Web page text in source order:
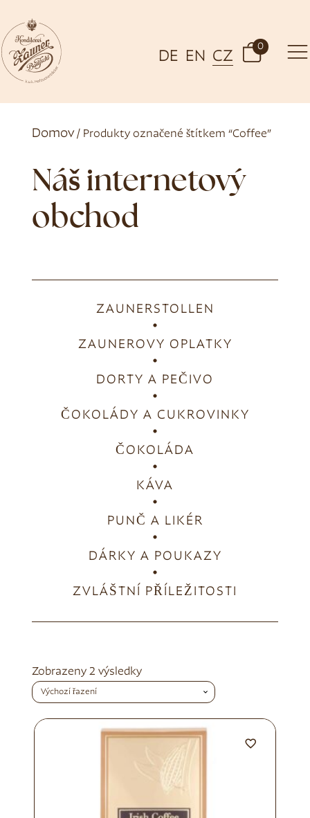
DE EN CZ
0
Domov/ Produkty označené štítkem “Coffee”
Náš internetový
obchod
ZAUNERSTOLLEN
ZAUNEROVY OPLATKY
DORTY A PEČIVO
ČOKOLÁDY A CUKROVINKY
ČOKOLÁDA
KÁVA
PUNČ A LIKÉR
DÁRKY A POUKAZY
ZVLÁŠTNÍ PŘÍLEŽITOSTI
Zobrazeny 2 výsledky